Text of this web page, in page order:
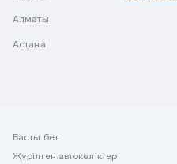
Алматы
Астана
Басты бет
Жүрілген автокөліктер